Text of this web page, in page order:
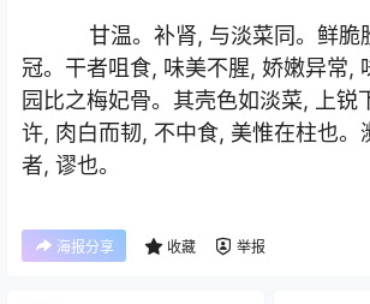
甘温。补肾, 与淡菜同。鲜脆
冠。干者咀食, 味美不腥, 娇嫩异常,
园比之梅妃骨。其壳色如淡菜, 上锐
许, 肉白而韧, 不中食, 美惟在柱也。
者, 谬也。
海报分享 收藏 举报